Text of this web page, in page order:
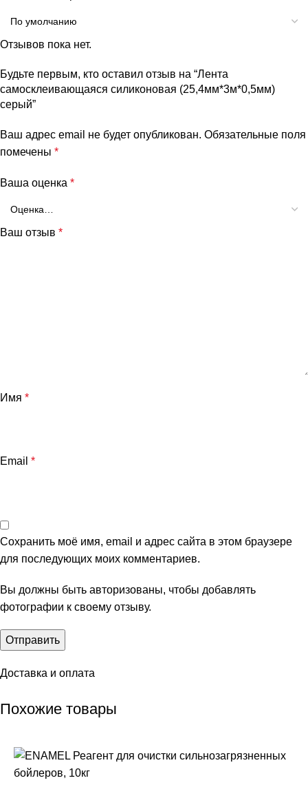
Отзывов пока нет.
Будьте первым, кто оставил отзыв на “Лента
самосклеивающаяся силиконовая (25,4мм*3м*0,5мм)
серый”
Ваш адрес email не будет опубликован. Обязательные поля
помечены *
Ваша оценка *
Ваш отзыв *
Имя *
Email *
Сохранить моё имя, email и адрес сайта в этом браузере
для последующих моих комментариев.
Вы должны быть авторизованы, чтобы добавлять
фотографии к своему отзыву.
Доставка и оплата
Похожие товары